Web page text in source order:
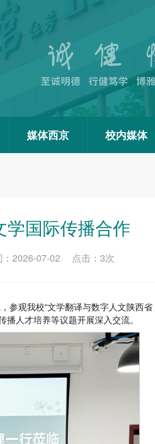
媒体西京 校内媒体
国际传播合作
2026-07-02 点击： 3次
参观我校“文学翻译与数字人文陕西省
人才培养等议题开展深入交流。